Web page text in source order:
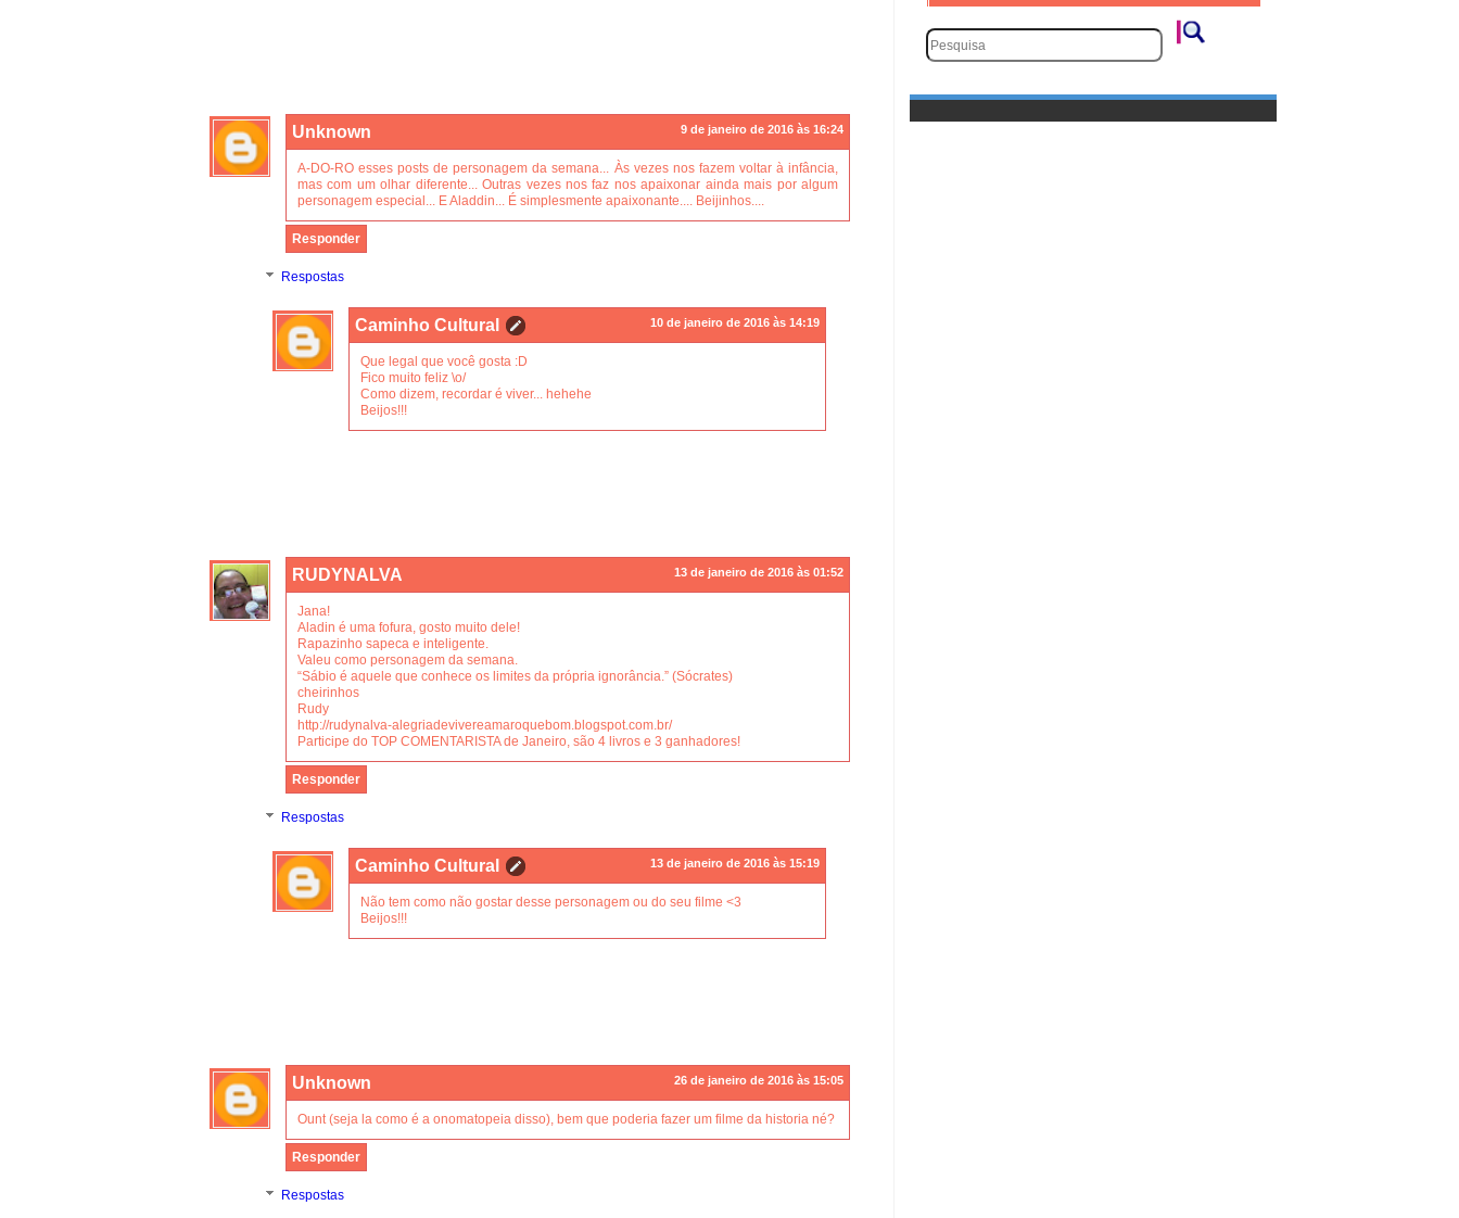
Unknown 9 de janeiro de 2016 às 16:24
A-DO-RO esses posts de personagem da semana... Às vezes nos fazem voltar à infância,
mas com um olhar diferente... Outras vezes nos faz nos apaixonar ainda mais por algum
personagem especial... E Aladdin... É simplesmente apaixonante.... Beijinhos....
Responder
Respostas
Caminho Cultural 10 de janeiro de 2016 às 14:19
Que legal que você gosta :D
Fico muito feliz \o/
Como dizem, recordar é viver... hehehe
Beijos!!!
RUDYNALVA 13 de janeiro de 2016 às 01:52
Jana!
Aladin é uma fofura, gosto muito dele!
Rapazinho sapeca e inteligente.
Valeu como personagem da semana.
“Sábio é aquele que conhece os limites da própria ignorância.” (Sócrates)
cheirinhos
Rudy
http://rudynalva-alegriadevivereamaroquebom.blogspot.com.br/
Participe do TOP COMENTARISTA de Janeiro, são 4 livros e 3 ganhadores!
Responder
Respostas
Caminho Cultural 13 de janeiro de 2016 às 15:19
Não tem como não gostar desse personagem ou do seu filme <3
Beijos!!!
Unknown 26 de janeiro de 2016 às 15:05
Ount (seja la como é a onomatopeia disso), bem que poderia fazer um filme da historia né?
Responder
Respostas